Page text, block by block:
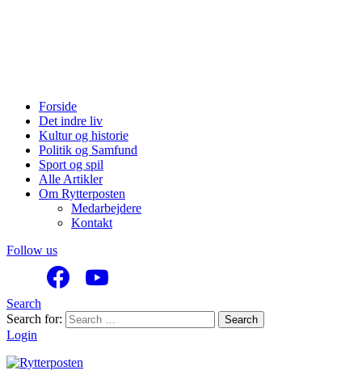
Forside
Det indre liv
Kultur og historie
Politik og Samfund
Sport og spil
Alle Artikler
Om Rytterposten
Medarbejdere
Kontakt
Follow us
Search
Search for:
Search
Login